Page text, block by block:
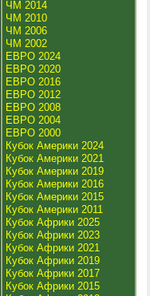
ЧМ 2014
ЧМ 2010
ЧМ 2006
ЧМ 2002
ЕВРО 2024
ЕВРО 2020
ЕВРО 2016
ЕВРО 2012
ЕВРО 2008
ЕВРО 2004
ЕВРО 2000
Кубок Америки 2024
Кубок Америки 2021
Кубок Америки 2019
Кубок Америки 2016
Кубок Америки 2015
Кубок Америки 2011
Кубок Африки 2025
Кубок Африки 2023
Кубок Африки 2021
Кубок Африки 2019
Кубок Африки 2017
Кубок Африки 2015